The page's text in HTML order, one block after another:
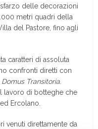
delle decorazioni
metri quadri della
del Pastore, fino agli
caratteri di assoluta
confronti diretti con
Domus Transitoria.
lavoro di botteghe che
Ercolano.
venuti direttamente da